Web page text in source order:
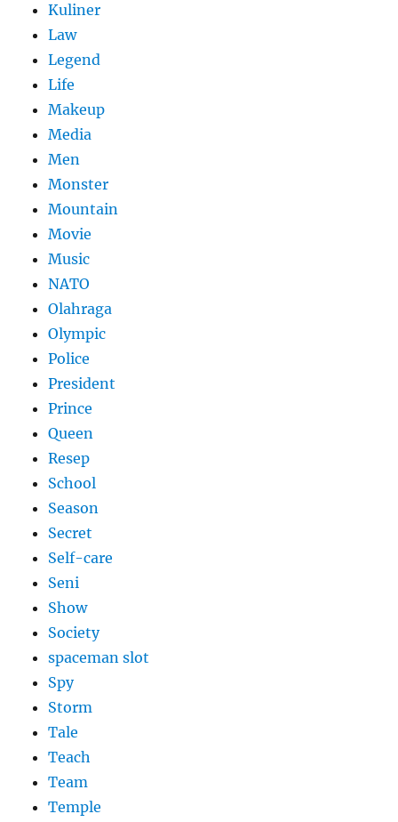
Kuliner
Law
Legend
Life
Makeup
Media
Men
Monster
Mountain
Movie
Music
NATO
Olahraga
Olympic
Police
President
Prince
Queen
Resep
School
Season
Secret
Self-care
Seni
Show
Society
spaceman slot
Spy
Storm
Tale
Teach
Team
Temple